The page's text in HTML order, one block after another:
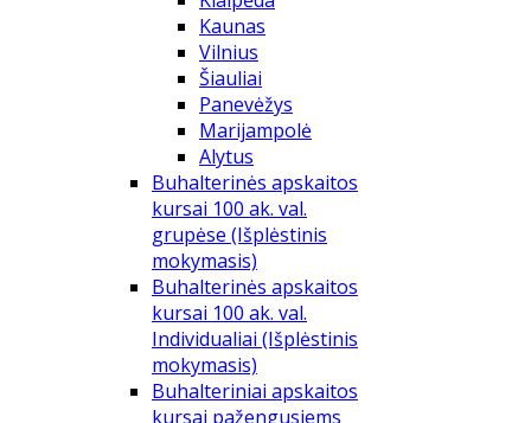
Kaunas
Vilnius
Šiauliai
Panevėžys
Marijampolė
Alytus
Buhalterinės apskaitos
kursai 100 ak. val.
grupėse (Išplėstinis
mokymasis)
Buhalterinės apskaitos
kursai 100 ak. val.
Individualiai (Išplėstinis
mokymasis)
Buhalteriniai apskaitos
kursai pažengusiems